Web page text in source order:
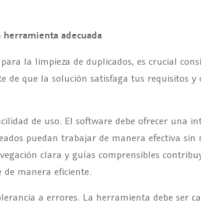
adecuada
la limpieza de duplicados, es crucial
de que la solución satisfaga tus requisitos y
de uso. El software debe ofrecer una
puedan trabajar de manera efectiva sin
clara y guías comprensibles
de manera eficiente.
a errores. La herramienta debe ser